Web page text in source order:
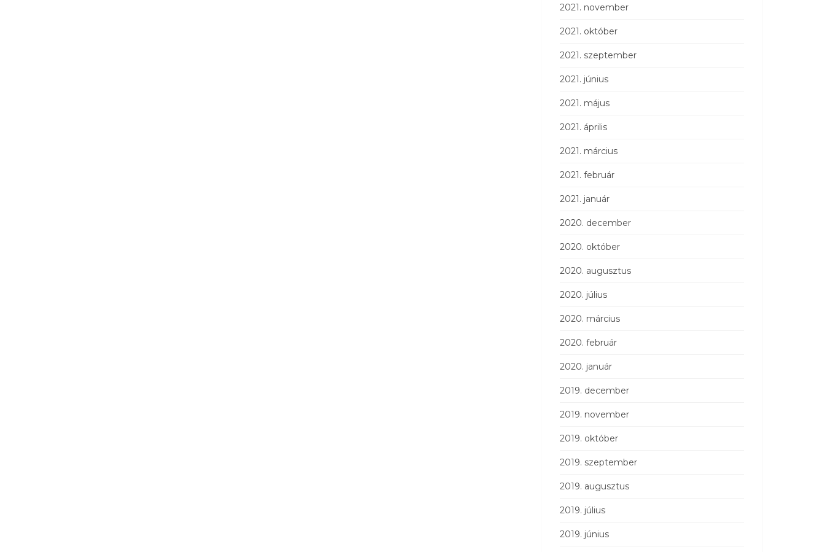
2021. november
2021. október
2021. szeptember
2021. június
2021. május
2021. április
2021. március
2021. február
2021. január
2020. december
2020. október
2020. augusztus
2020. július
2020. március
2020. február
2020. január
2019. december
2019. november
2019. október
2019. szeptember
2019. augusztus
2019. július
2019. június